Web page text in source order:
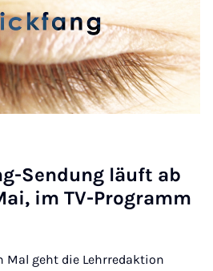
Sendung läuft ab
im TV-Pro­gramm
geht die Lehrredaktion